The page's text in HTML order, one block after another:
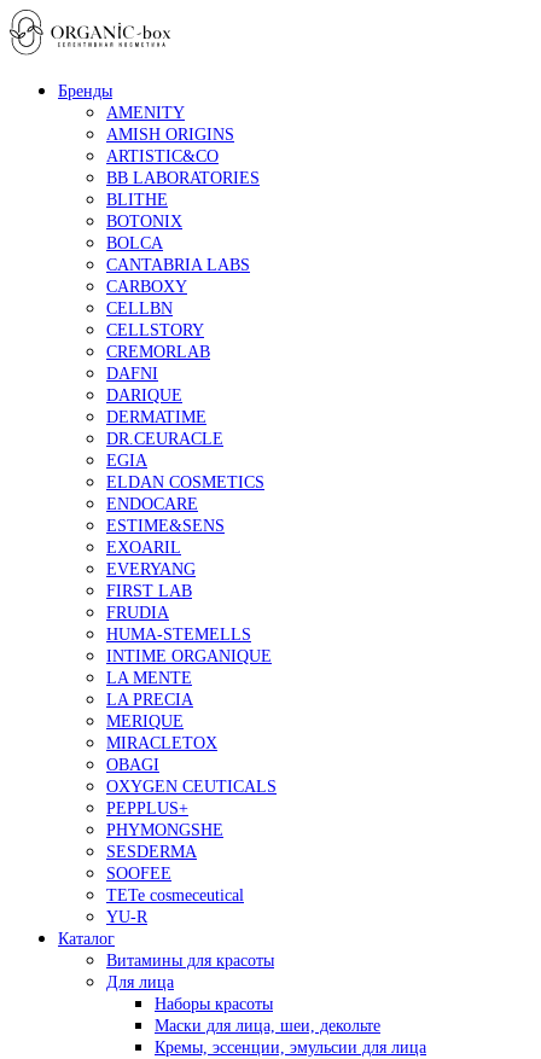
Бренды
AMENITY
AMISH ORIGINS
ARTISTIC&CO
BB LABORATORIES
BLITHE
BOTONIX
BOLCA
CANTABRIA LABS
CARBOXY
CELLBN
CELLSTORY
CREMORLAB
DAFNI
DARIQUE
DERMATIME
DR.CEURACLE
EGIA
ELDAN COSMETICS
ENDOCARE
ESTIME&SENS
EXOARIL
EVERYANG
FIRST LAB
FRUDIA
HUMA-STEMELLS
INTIME ORGANIQUE
LA MENTE
LA PRECIA
MERIQUE
MIRACLETOX
OBAGI
OXYGEN CEUTICALS
PEPPLUS+
PHYMONGSHE
SESDERMA
SOOFEE
TETe cosmeceutical
YU-R
Каталог
Витамины для красоты
Для лица
Наборы красоты
Маски для лица, шеи, декольте
Кремы, эссенции, эмульсии для лица